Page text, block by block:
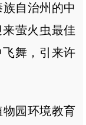
自治州的中
萤火虫最佳
舞，引来许
园环境教育